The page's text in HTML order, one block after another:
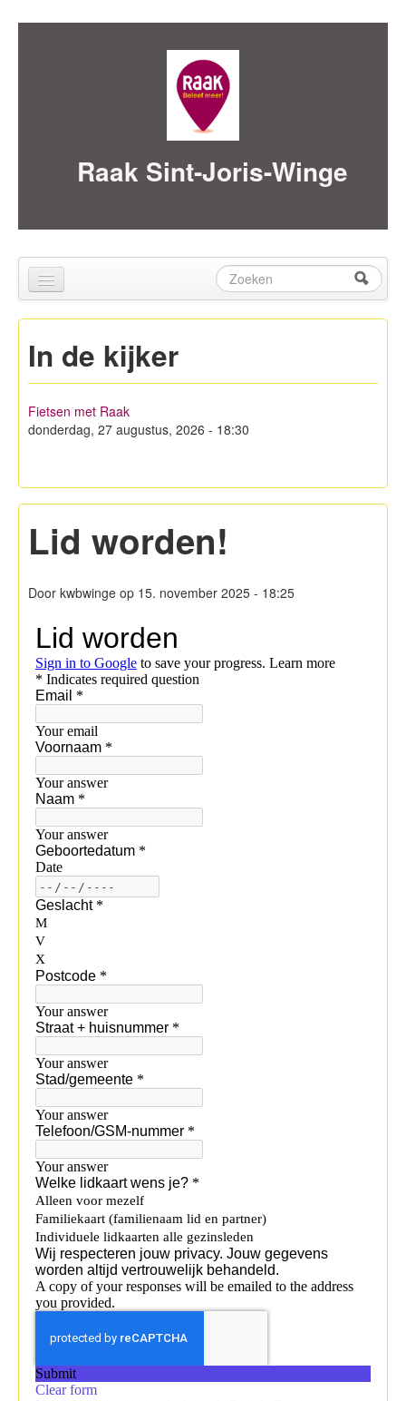
Raak Sint-Joris-Winge
Zoekveld
Zoeken
Home
over ons
Activiteiten
Hagelandse Kerstmarkt
Lid worden!
In de kijker
Fietsen met Raak
donderdag, 27 augustus, 2026 - 18:30
Lid worden!
Door kwbwinge op 15. november 2025 - 18:25